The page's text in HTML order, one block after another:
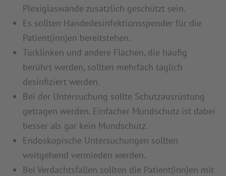
Plexiglaswände zusätzlich geschützt sein.
Es sollten Händedesinfektionsspender für die
Patient(inn)en bereitstehen.
Türklinken und andere Flächen, die häufig
berührt werden, sollten mehrfach täglich
desinfiziert werden.
Bei der Untersuchung sollte Schutzausrüstung
getragen werden. Einfacher Mundschutz ist dabei
besser als gar kein Mundschutz.
Endoskopische Untersuchungen sollten
weitgehend vermieden werden.
Bei Verdachtsfällen sollten die Patient(inn)en mit